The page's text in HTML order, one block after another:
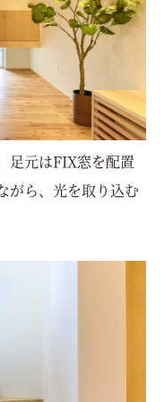
足元はFIX窓を配置
がら、光を取り込む